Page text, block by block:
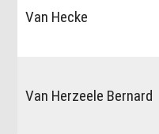
Van Hecke
Van Herzeele Bernard